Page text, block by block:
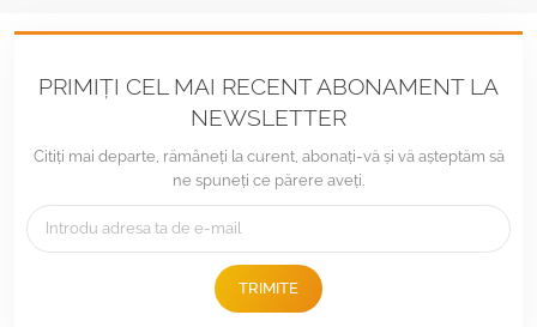
PRIMIȚI CEL MAI RECENT ABONAMENT LA
NEWSLETTER
Citiți mai departe, rămâneți la curent, abonați-vă și vă așteptăm să
ne spuneți ce părere aveți.
TRIMITE